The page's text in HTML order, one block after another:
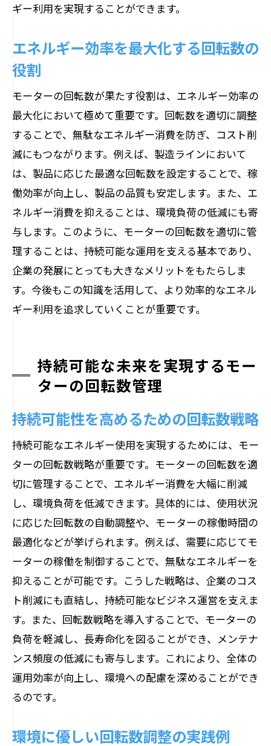
ギー利用を実現することができます。
エネルギー効率を最大化する回転数の
役割
モーターの回転数が果たす役割は、エネルギー効率の
最大化において極めて重要です。回転数を適切に調整
することで、無駄なエネルギー消費を防ぎ、コスト削
減にもつながります。例えば、製造ラインにおいて
は、製品に応じた最適な回転数を設定することで、稼
働効率が向上し、製品の品質も安定します。また、エ
ネルギー消費を抑えることは、環境負荷の低減にも寄
与します。このように、モーターの回転数を適切に管
理することは、持続可能な運用を支える基本であり、
企業の発展にとっても大きなメリットをもたらしま
す。今後もこの知識を活用して、より効率的なエネル
ギー利用を追求していくことが重要です。
持続可能な未来を実現するモー
ターの回転数管理
持続可能性を高めるための回転数戦略
持続可能なエネルギー使用を実現するためには、モー
ターの回転数戦略が重要です。モーターの回転数を適
切に管理することで、エネルギー消費を大幅に削減
し、環境負荷を低減できます。具体的には、使用状況
に応じた回転数の自動調整や、モーターの稼働時間の
最適化などが挙げられます。例えば、需要に応じてモ
ーターの稼働を制御することで、無駄なエネルギーを
抑えることが可能です。こうした戦略は、企業のコス
ト削減にも直結し、持続可能なビジネス運営を支えま
す。また、回転数戦略を導入することで、モーターの
負荷を軽減し、長寿命化を図ることができ、メンテナ
ンス頻度の低減にも寄与します。これにより、全体の
運用効率が向上し、環境への配慮を深めることができ
るのです。
環境に優しい回転数調整の実践例